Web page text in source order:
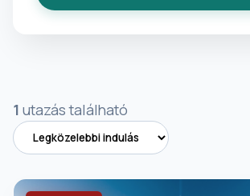
1 utazás található